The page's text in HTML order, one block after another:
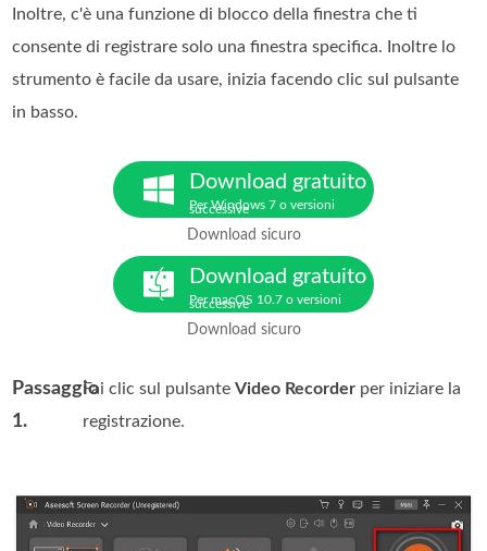
Inoltre, c'è una funzione di blocco della finestra che ti
consente di registrare solo una finestra specifica. Inoltre lo
strumento è facile da usare, inizia facendo clic sul pulsante
in basso.
Download gratuito
Per Windows 7 o versioni
successive
Download sicuro
Download gratuito
Per macOS 10.7 o versioni
successive
Download sicuro
Passaggio
1.
Fai clic sul pulsanteVideo Recorder per iniziare la
registrazione.